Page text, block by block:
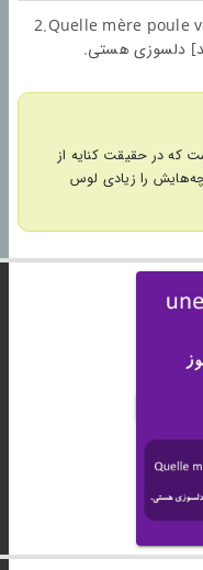
2.Quelle mère poule
که در حقیقت کنایه از
را زیادی لوس